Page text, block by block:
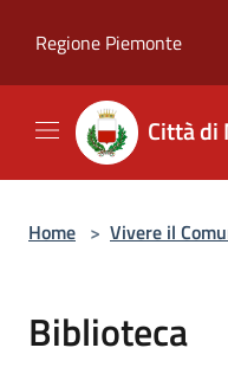
Regione Piemonte
Città di
Home > Vivere il
Biblioteca